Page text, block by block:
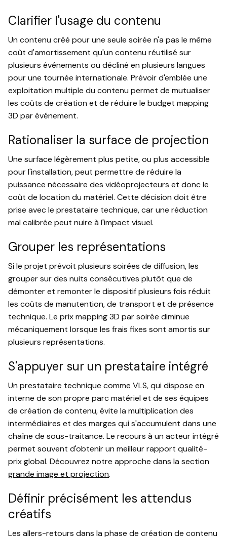
Clarifier l'usage du contenu
Un contenu créé pour une seule soirée n'a pas le même
coût d'amortissement qu'un contenu réutilisé sur
plusieurs événements ou décliné en plusieurs langues
pour une tournée internationale. Prévoir d'emblée une
exploitation multiple du contenu permet de mutualiser
les coûts de création et de réduire le budget mapping
3D par événement.
Rationaliser la surface de projection
Une surface légèrement plus petite, ou plus accessible
pour l'installation, peut permettre de réduire la
puissance nécessaire des vidéoprojecteurs et donc le
coût de location du matériel. Cette décision doit être
prise avec le prestataire technique, car une réduction
mal calibrée peut nuire à l'impact visuel.
Grouper les représentations
Si le projet prévoit plusieurs soirées de diffusion, les
grouper sur des nuits consécutives plutôt que de
démonter et remonter le dispositif plusieurs fois réduit
les coûts de manutention, de transport et de présence
technique. Le prix mapping 3D par soirée diminue
mécaniquement lorsque les frais fixes sont amortis sur
plusieurs représentations.
S'appuyer sur un prestataire intégré
Un prestataire technique comme VLS, qui dispose en
interne de son propre parc matériel et de ses équipes
de création de contenu, évite la multiplication des
intermédiaires et des marges qui s'accumulent dans une
chaîne de sous-traitance. Le recours à un acteur intégré
permet souvent d'obtenir un meilleur rapport qualité-
prix global. Découvrez notre approche dans la section
grande image et projection.
Définir précisément les attendus
créatifs
Les allers-retours dans la phase de création de contenu